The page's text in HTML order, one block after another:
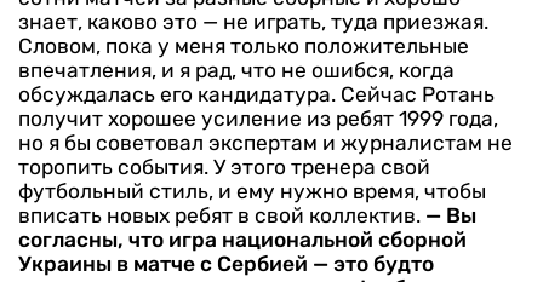
знает, каково это — не играть, туда приезжая.
Словом, пока у меня только положительные
впечатления, и я рад, что не ошибся, когда
обсуждалась его кандидатура. Сейчас Ротань
получит хорошее усиление из ребят 1999 года,
но я бы советовал экспертам и журналистам не
торопить события. У этого тренера свой
футбольный стиль, и ему нужно время, чтобы
вписать новых ребят в свой коллектив. — Вы
согласны, что игра национальной сборной
Украины в матче с Сербией — это будто